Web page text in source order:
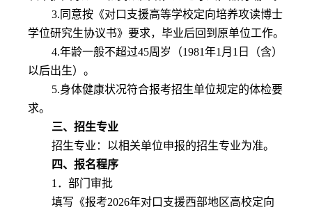
3. 同意按《对口支援高等学校定向培养攻读博士
学位研究生协议书》要求，毕业后回到原单位工作。
4.年龄一般不超过45周岁（1981年1月 1 日（含）
以后出生）。
5.身体健康状况符合报考招生单位规定的体检要
求。
三、招生专业
招生专业：以相关单位申报的招生专业为准。
四、报名程序
1．部门审批
填写《报考2026年对口支援西部地区高校定向